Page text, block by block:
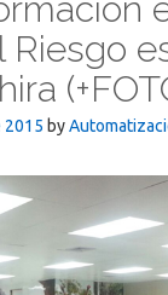
Riesgo
2015 by